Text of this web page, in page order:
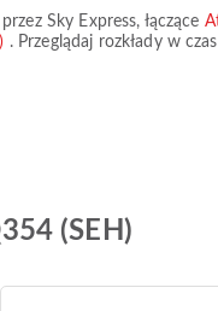
Sky Express, łączące
. Przeglądaj rozkłady w
(SEH)